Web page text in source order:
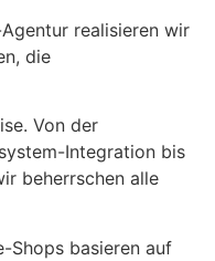
realisieren wir
die
Von der
Integration bis
beherrschen alle
Shops basieren auf